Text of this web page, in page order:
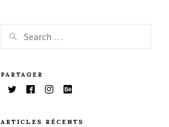
PARTAGER
ARTICLES RÉCENTS